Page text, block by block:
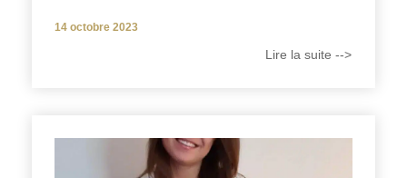
14 octobre 2023
Lire la suite -->